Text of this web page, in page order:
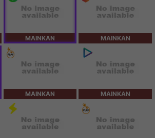
MAINKAN MAINKAN
MAINKAN MAINKAN